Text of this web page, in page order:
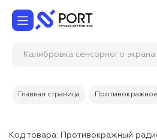
Калибровка сенсорного экрана
Главная страница
Код товара: Противокражный